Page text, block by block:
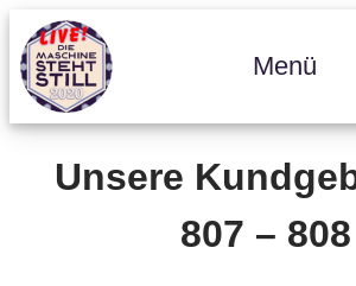
Zum
Inhalt
springen
Menü
Unsere
807 – 808